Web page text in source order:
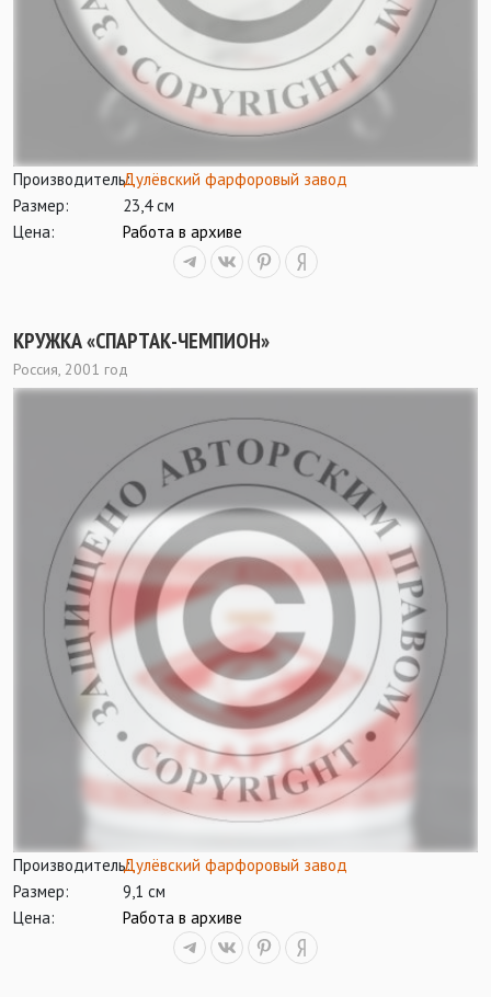
Производитель:Дулёвский фарфоровый завод
Размер:
23,4 см
Цена:
Работа в архиве
КРУЖКА «СПАРТАК-ЧЕМПИОН»
Россия, 2001 год
Производитель:Дулёвский фарфоровый завод
Размер:
9,1 см
Цена:
Работа в архиве